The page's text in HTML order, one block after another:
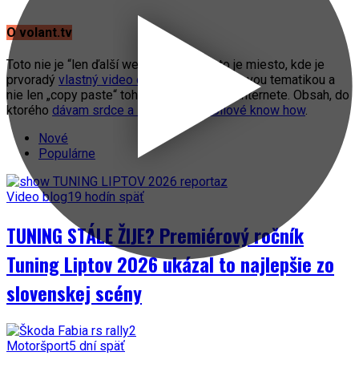
O volant.tv
Toto nie je “len ďalší web o autách”. Toto je miesto, kde je
prvoradý vlastný video obsah
s automobilovou tematikou a
nie len „copy paste“ toho, čo práve fičí na internete. Obsah, do
ktorého dávam srdce a svoje automobilové know how.
Nové
Populárne
Video blog19 hodín späť
TUNING STÁLE ŽIJE? Premiérový ročník
Tuning Liptov 2026 ukázal to najlepšie zo
slovenskej scény
Motoršport5 dní späť